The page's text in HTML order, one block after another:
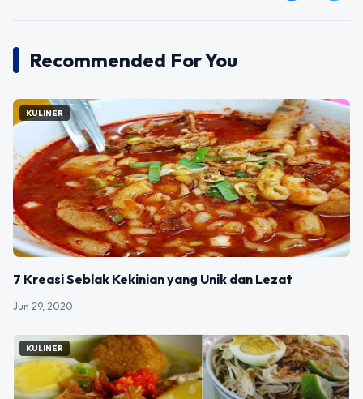
Recommended For You
KULINER
7 Kreasi Seblak Kekinian yang Unik dan Lezat
Jun 29, 2020
KULINER